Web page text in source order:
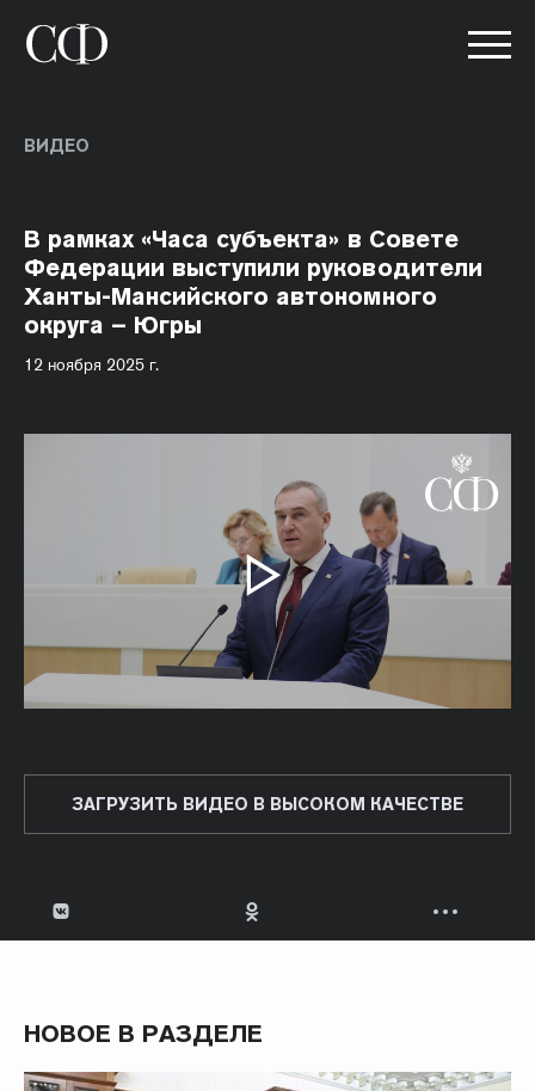
ВИДЕО
В рамках «Часа субъекта» в Совете
Федерации выступили руководители
Ханты-Мансийского автономного
округа – Югры
12 ноября 2025 г.
ЗАГРУЗИТЬ ВИДЕО В ВЫСОКОМ КАЧЕСТВЕ
НОВОЕ В РАЗДЕЛЕ